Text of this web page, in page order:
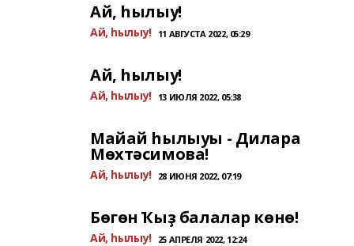
Ай, һылыу!
Ай, һылыу! 11 АВГУСТА 2022, 05:29
Ай, һылыу!
Ай, һылыу! 13 ИЮЛЯ 2022, 05:38
Майай һылыуы - Дилара
Мөхтәсимова!
Ай, һылыу! 28 ИЮНЯ 2022, 07:19
Бөгөн Ҡыҙ балалар көнө!
Ай, һылыу! 25 АПРЕЛЯ 2022, 12:24